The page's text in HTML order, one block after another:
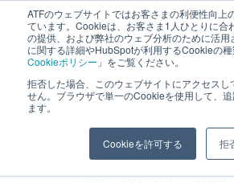
ATFのウェブサイトではお客さまの利便性向上
ています。Cookieは、お客さま1人ひとりに合
の提供、および弊社のウェブ分析のために活
に関する詳細やHubSpotが利用するCookieの
Cookieポリシー 」をご覧ください。
拒否した場合、このウェブサイトにアクセスし
せん。ブラウザで単一のCookieを使用して、
ます。
Cookieを許可する 拒
長野県長野市・松本市ウェブ制作事業部 コンサル
自分で出来るホームペー